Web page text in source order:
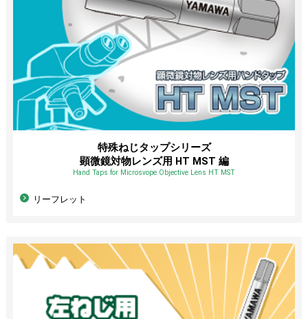
特殊ねじタップシリーズ
顕微鏡対物レンズ用 HT MST 編
Hand Taps for Microsvope Objective Lens HT MST
リーフレット